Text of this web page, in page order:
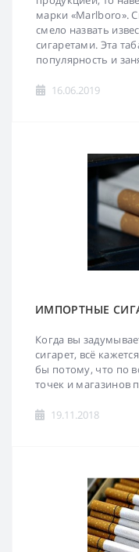
марки «Marlboro».
смело назвать
сигаретами. Эта
популярность и
16.06.2019
ИМПОРТНЫЕ
Когда вы
сигарет, всё
бы потому, что по
точек и магазинов
19.11.2018